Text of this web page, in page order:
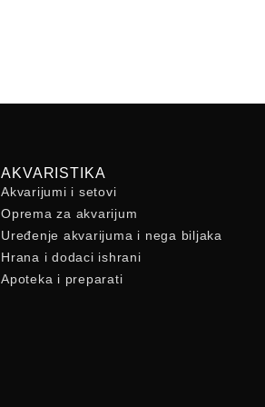
AKVARISTIKA
Akvarijumi i setovi
Oprema za akvarijum
Uređenje akvarijuma i nega biljaka
Hrana i dodaci ishrani
Apoteka i preparati